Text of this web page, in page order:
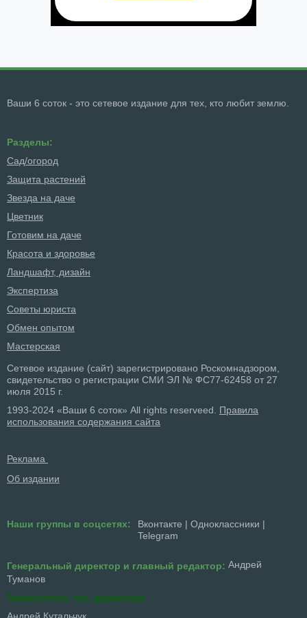
Ваши 6 соток - это сетевое издание для тех, кто любит землю.
Разделы:
Сад/огород
Защита растений
Звезда на даче
Цветник
Готовим на даче
Красота и здоровье
Ландшафт, дизайн
Экспертиза
Советы юриста
Обмен опытом
Мастерская
Сетевое издание (сайт) зарегистрировано Роскомнадзором,
свидетельство о регистрации СМИ ЭЛ № ФС77-62458 от 27
июля 2015 г.
1993-2024 «Ваши 6 соток» All rights reserveed. Правила
использования содержания сайта
Реклама
Об издании
Наши группы в соцсетях: Вконтакте | Одноклассники |
Telegram
Генеральный директор и главный редактор: Андрей
Туманов
Заместитель ген. директора
Андрей Кутальчук